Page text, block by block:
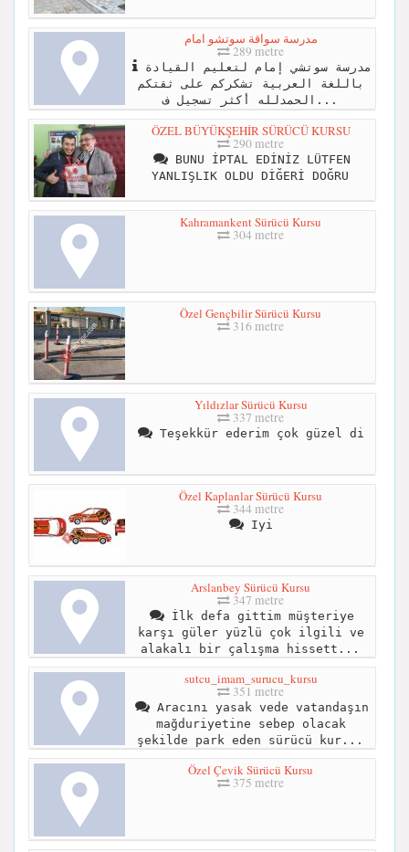
مدرسة سواقة سوتشو امام
289 metre
مدرسة سوتشي إمام لتعليم القيادة
باللغة العربية تشكركم على ثقتكم
الحمدلله أكثر تسجيل ف...
ÖZEL BÜYÜKŞEHİR SÜRÜCÜ KURSU
290 metre
BUNU İPTAL EDİNİZ LÜTFEN
YANLIŞLIK OLDU DİĞERİ DOĞRU
Kahramankent Sürücü Kursu
304 metre
Özel Gençbilir Sürücü Kursu
316 metre
Yıldızlar Sürücü Kursu
337 metre
Teşekkür ederim çok güzel di
Özel Kaplanlar Sürücü Kursu
344 metre
Iyi
Arslanbey Sürücü Kursu
347 metre
İlk defa gittim müşteriye
karşı güler yüzlü çok ilgili ve
alakalı bir çalışma hissett...
sutcu_imam_surucu_kursu
351 metre
Aracını yasak vede vatandaşın
mağduriyetine sebep olacak
şekilde park eden sürücü kur...
Özel Çevik Sürücü Kursu
375 metre